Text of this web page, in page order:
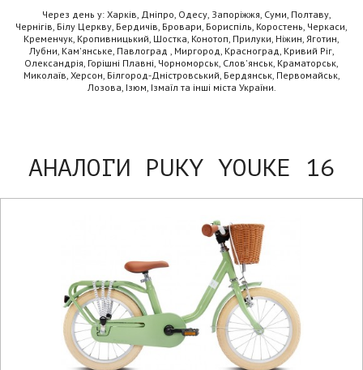
Через день у: Харків, Дніпро, Одесу, Запоріжжя, Суми, Полтаву,
Чернігів, Білу Церкву, Бердичів, Бровари, Бориспіль, Коростень, Черкаси,
Кременчук, Кропивницький, Шостка, Конотоп, Прилуки, Ніжин, Яготин,
Лубни, Кам'янське, Павлоград , Миргород, Красноград, Кривий Ріг,
Олександрія, Горішні Плавні, Чорноморськ, Слов'янськ, Краматорськ,
Миколаїв, Херсон, Білгород-Дністровський, Бердянськ, Первомайськ,
Лозова, Ізюм, Ізмаїл та інші міста України.
АНАЛОГИ PUKY YOUKE 16